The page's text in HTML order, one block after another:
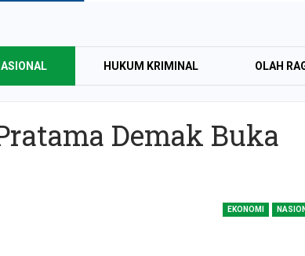
HUKUM KRIMINAL OLAH
Demak Buka
EKONOMI